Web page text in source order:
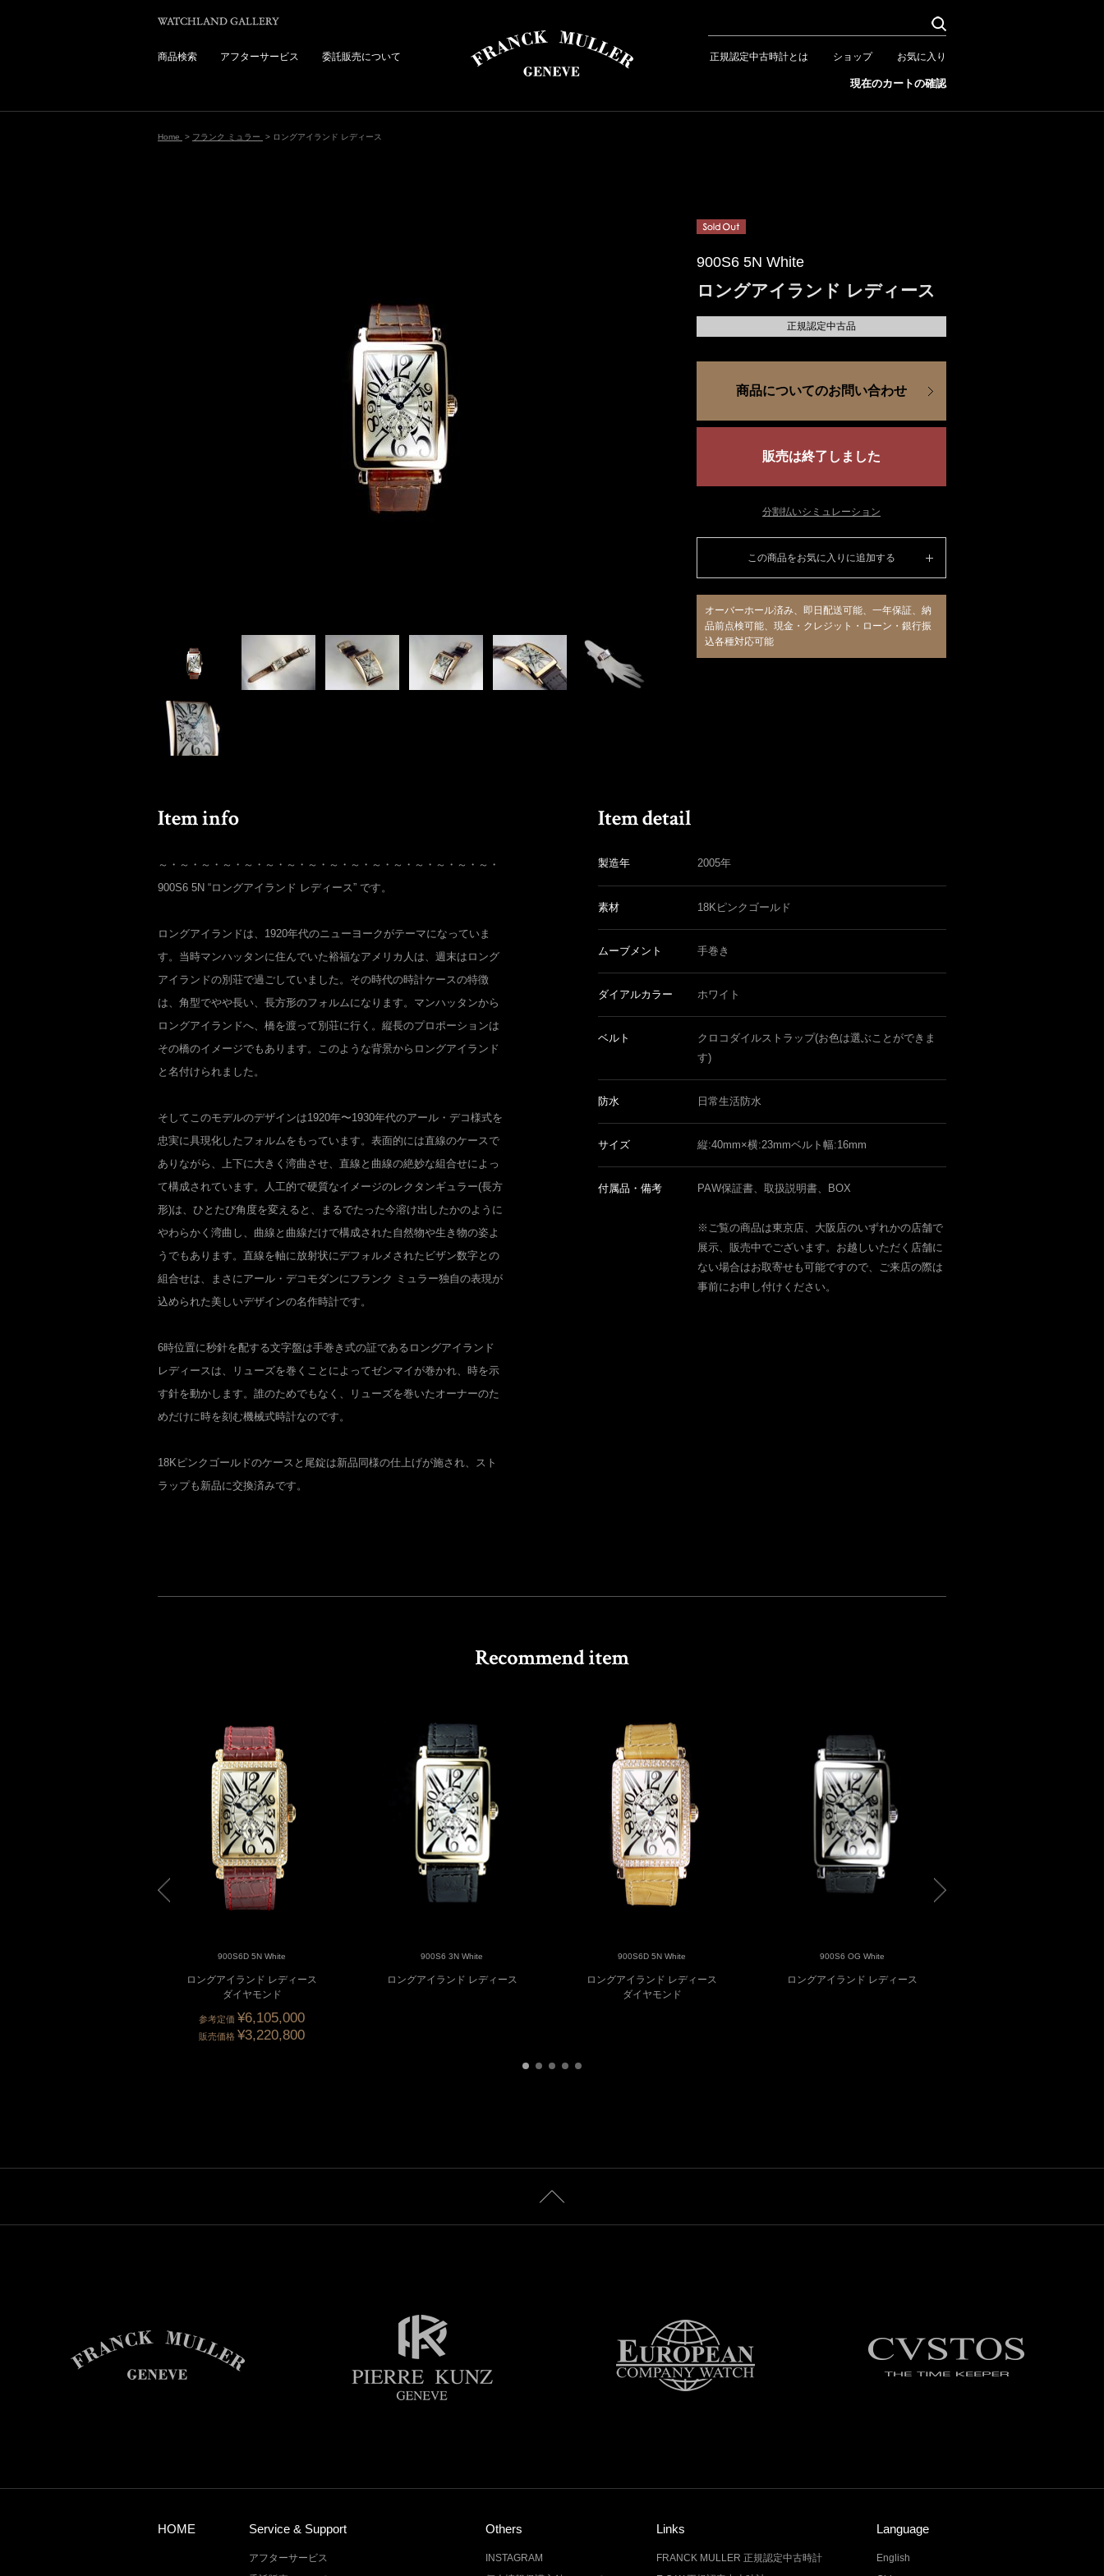
商品検索 アフターサービス 委託販売について 正規認定中古時計とは ショップ お気に入り
現在のカートの確認
Home > フランク ミュラー > ロングアイランド レディース
900S6 5N White
ロングアイランド レディース
正規認定中古品
商品についてのお問い合わせ
販売は終了しました
分割払いシミュレーション
この商品をお気に入りに追加する
オーバーホール済み、即日配送可能、一年保証、納
品前点検可能、現金・クレジット・ローン・銀行振
込各種対応可能
～・～・～・～・～・～・～・～・～・～・～・～・～・～・～・～・
900S6 5N “ロングアイランド レディース” です。
ロングアイランドは、1920年代のニューヨークがテーマになっていま
す。当時マンハッタンに住んでいた裕福なアメリカ人は、週末はロング
アイランドの別荘で過ごしていました。その時代の時計ケースの特徴
は、角型でやや長い、長方形のフォルムになります。マンハッタンから
ロングアイランドへ、橋を渡って別荘に行く。縦長のプロポーションは
その橋のイメージでもあります。このような背景からロングアイランド
と名付けられました。
そしてこのモデルのデザインは1920年〜1930年代のアール・デコ様式を
忠実に具現化したフォルムをもっています。表面的には直線のケースで
ありながら、上下に大きく湾曲させ、直線と曲線の絶妙な組合せによっ
て構成されています。人工的で硬質なイメージのレクタンギュラー(長方
形)は、ひとたび角度を変えると、まるでたった今溶け出したかのように
やわらかく湾曲し、曲線と曲線だけで構成された自然物や生き物の姿よ
うでもあります。直線を軸に放射状にデフォルメされたビザン数字との
組合せは、まさにアール・デコモダンにフランク ミュラー独自の表現が
込められた美しいデザインの名作時計です。
6時位置に秒針を配する文字盤は手巻き式の証であるロングアイランド
レディースは、リューズを巻くことによってゼンマイが巻かれ、時を示
す針を動かします。誰のためでもなく、リューズを巻いたオーナーのた
めだけに時を刻む機械式時計なのです。
18Kピンクゴールドのケースと尾錠は新品同様の仕上げが施され、スト
ラップも新品に交換済みです。
製造年 2005年
素材 18Kピンクゴールド
ムーブメント 手巻き
ダイアルカラー ホワイト
ベルト
クロコダイルストラップ(お色は選ぶことができま
す)
防水 日常生活防水
サイズ 縦:40mm×横:23mmベルト幅:16mm
付属品・備考 PAW保証書、取扱説明書、BOX
※ご覧の商品は東京店、大阪店のいずれかの店舗で
展示、販売中でございます。お越しいただく店舗に
ない場合はお取寄せも可能ですので、ご来店の際は
事前にお申し付けください。
900S6D 5N White
ロングアイランド レディース
ダイヤモンド
参考定価¥6,105,000
販売価格¥3,220,800
900S6 3N White
ロングアイランド レディース
900S6D 5N White
ロングアイランド レディース
ダイヤモンド
900S6 OG White
ロングアイランド レディース
HOME Service & Support
アフターサービス
Others
INSTAGRAM
Links
FRANCK MULLER 正規認定中古時計
Language
English